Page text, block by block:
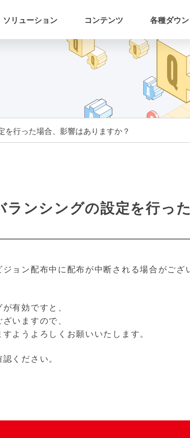
ソリューション コンテンツ 各種ダウ
行った場合、影響はありますか？
ンシングの設定を行っ
ョン配布中に配布が中断される場合がござ
有効ですと、
いますので、
ようよろしくお願いいたします。
ください。